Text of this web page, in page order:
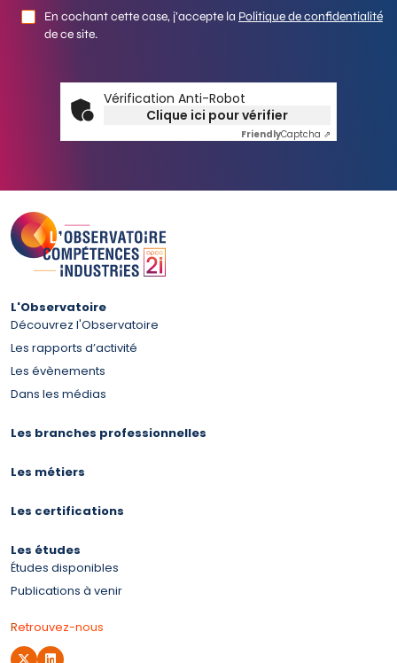
En cochant cette case, j’accepte la Politique de confidentialité
de ce site.
Vérification Anti-Robot
Clique ici pour vérifier
FriendlyCaptcha ⇗
L'Observatoire
Découvrez l'Observatoire
Les rapports d’activité
Les évènements
Dans les médias
Les branches professionnelles
Les métiers
Les certifications
Les études
Études disponibles
Publications à venir
Retrouvez-nous